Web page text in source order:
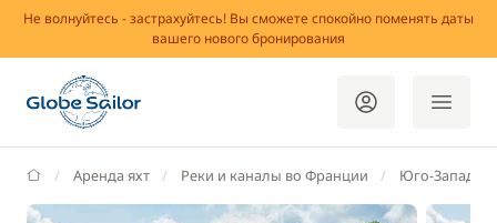
Не волнуйтесь - застрахуйтесь! Вы сможете спокойно поменять даты
вашего нового бронирования
GlobeSailor
Аренда яхт Реки и каналы во Франции Юго-Запад